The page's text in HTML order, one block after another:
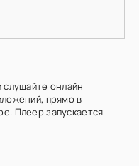
слушайте онлайн
прямо в
Плеер запускается